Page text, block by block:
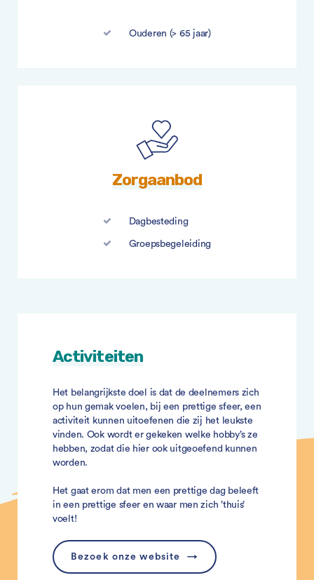
Ouderen (> 65 jaar)
Zorgaanbod
Dagbesteding
Groepsbegeleiding
Activiteiten
Het belangrijkste doel is dat de deelnemers zich
op hun gemak voelen, bij een prettige sfeer, een
activiteit kunnen uitoefenen die zij het leukste
vinden. Ook wordt er gekeken welke hobby’s ze
hebben, zodat die hier ook uitgeoefend kunnen
worden.
Het gaat erom dat men een prettige dag beleeft
in een prettige sfeer en waar men zich ’thuis’
voelt!
Bezoek onze website